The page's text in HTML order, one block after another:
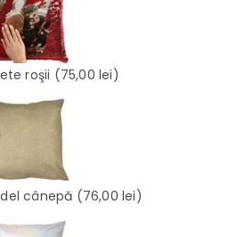
roşii (75,00 lei)
cânepă (76,00 lei)